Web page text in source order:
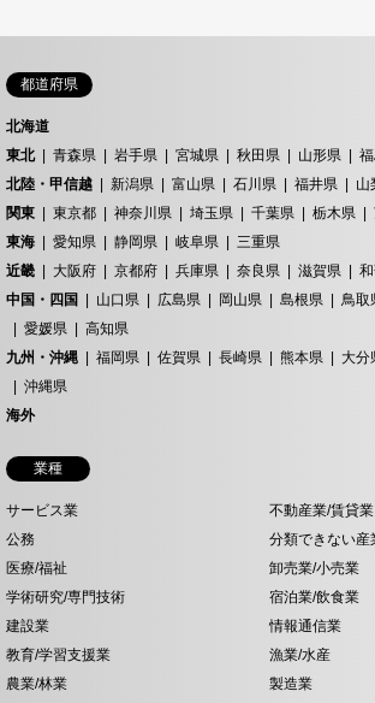
都道府県
北海道
東北
青森県 岩手県 宮城県 秋田県 山形県
北陸・甲信越
新潟県 富山県 石川県 福井県 山
関東
東京都 神奈川県 埼玉県 千葉県 栃木県
東海
愛知県 静岡県 岐阜県
三重県
近畿
大阪府 京都府 兵庫県 奈良県 滋賀県
中国・四国
山口県 広島県 岡山県 島根県 鳥取
愛媛県
高知県
九州・沖縄
福岡県 佐賀県 長崎県 熊本県 大分
沖縄県
海外
業種
サービス業
不動産業/賃貸業
公務
分類できない産
医療/福祉
卸売業/小売業
学術研究/専門技術
宿泊業/飲食業
建設業
情報通信業
教育/学習支援業
漁業/水産
農業/林業
製造業